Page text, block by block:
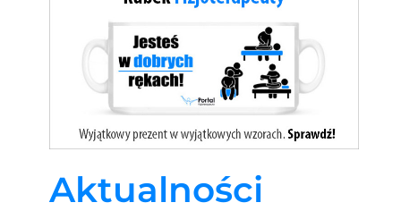
Aktualności